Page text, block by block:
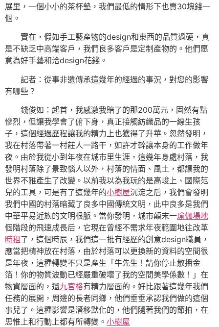
展里，一個小小的茶杯墊，我們最低的情形下也賣30塊錢一
個。
實在，假如手工藝產物的design和東西的品質過硬，真
是不缺乏中高端客戶，我們良多客戶是定制產物的。他們愿
意為好手藝和洽design花錢。
記者：從事非遺傳承這幾年的經過的事況，對您的影響
有哪些？
錢俊如：起首，我感激我賠了的那200萬元，固然有點
慘烈，但讓我學會了俯下身，真正接觸紡織品的一線生孩
子，這個經過歷程讓我的精力上也獲得了升華。忽然發明，
我在村落帶著一村莊人一路干，如許才幹讓本身的工作做年
夜。由於我從小到年夜在城市里生涯，這幾年身處村落，我
發明村落除了景致惱人以外，村落的情面、風土，都讓我的
世界不雅產生了改變。以前我以為我玩的是高峻上、國際范
兒的工具，可是有了這幾年的小樹屋沉淀之后，我們會發明
我們中國的村落暗藏了良多中國傳統文明，此中良多是我們
中華平易近族的文明根脈。當你發明，城市顛末一瑜伽場地
個階段的飛速成長后，它現在曾經不需求年夜範圍地往改革
時租了，這個時辰，我們這一批有經歷的創意design職員，
應當把精神放在村落，由於村落可以更換新的資料的空間很
是年夜，這種轉變不只是產生「牛先生！請你停止散播金
箔！你的物質波動已經嚴重破壞了我的空間美學係數！」在
物資層面的，還九宮格有精力層面的。好比跟著這幾年我們
任務的展開，周邊的長者同鄉，他們垂垂承認我們做的這個
事兒了。這種影響是潛移默化的，他們隨著我們的節拍，在
思惟上和行動上都有所轉變。 小樹屋